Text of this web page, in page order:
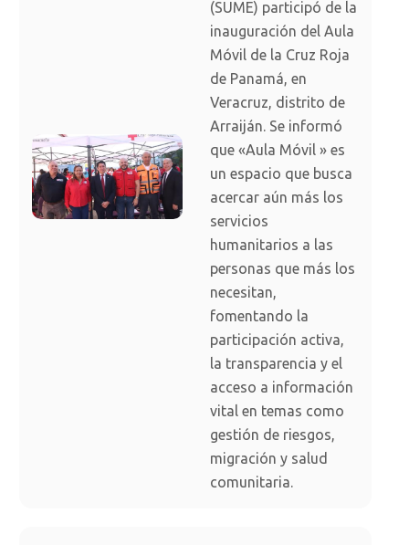
(SUME) participó de la
inauguración del Aula
Móvil de la Cruz Roja
de Panamá, en
Veracruz, distrito de
Arraiján. Se informó
que «Aula Móvil » es
un espacio que busca
acercar aún más los
servicios
humanitarios a las
personas que más los
necesitan,
fomentando la
participación activa,
la transparencia y el
acceso a información
vital en temas como
gestión de riesgos,
migración y salud
comunitaria.